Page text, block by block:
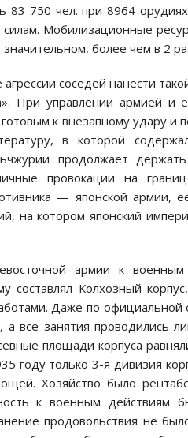
750 чел. при 8964
Мобилизационные
более чем в 2
соседей нанести
При управлении армией и
к внезапному удару и
в которой
продолжает
провокации на
— японской армии,
на котором японский
армии к
Колхозный
Даже по официальной
все занятия проводились
площади корпуса
году только 3-я дивизия
Хозяйство было
к военным действиям
продовольствия не